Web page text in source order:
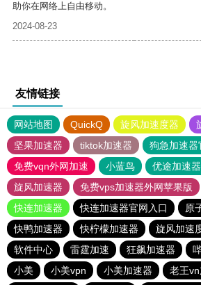
助你在网络上自由移动。
2024-08-23
友情链接
网站地图 QuickQ 旋风加速度器
坚果加速器
tiktok加速器
狗急加速器
免费vqn外网加速
小蓝鸟 优途加速
旋风加速器
免费vps加速器外网苹果版
快连加速器
快连加速器官网入口
原
快鸭加速器
快柠檬加速器 旋风加速
软件中心
雷霆加速 狂飙加速器
小美
小美vpn 小美加速器
老王